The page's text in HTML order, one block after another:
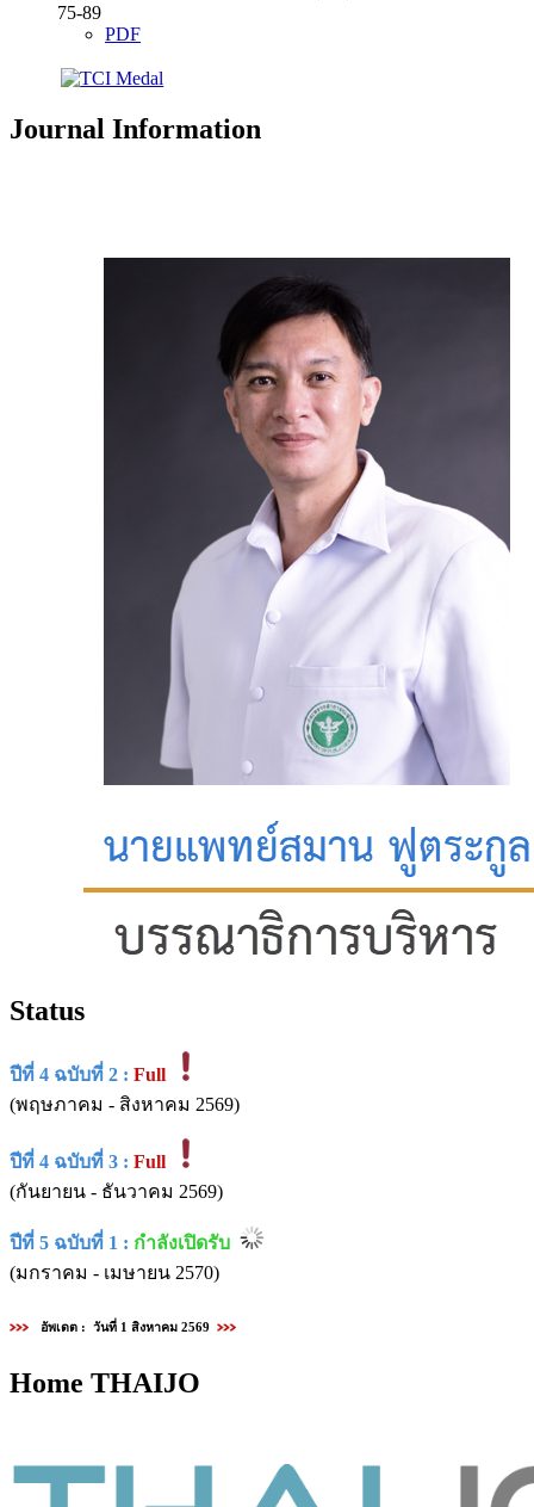
75-89
PDF
Journal Information
Status
ปีที่ 4 ฉบับที่ 2 : Full
(พฤษภาคม - สิงหาคม 2569)
ปีที่ 4 ฉบับที่ 3 : Full
(กันยายน - ธันวาคม 2569)
ปีที่ 5 ฉบับที่ 1 : กำลังเปิดรับ
(มกราคม - เมษายน 2570)
อัพเดต : วันที่ 1 สิงหาคม 2569
Home THAIJO